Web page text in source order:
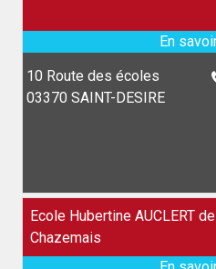
10 Route des écoles
03370 SAINT-DESIRE
Ecole Hubertine AUCLERT de
Chazemais